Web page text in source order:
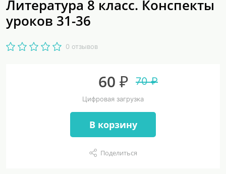
Литература 8 класс. Конспекты
уроков 31-36
0 отзывов
60 ₽ 70 ₽
Цифровая загрузка
В корзину
Поделиться